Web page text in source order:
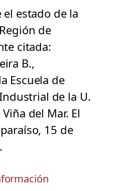
estado de la
de
citada:
B.,
Escuela de
de la U.
del Mar. El
15 de